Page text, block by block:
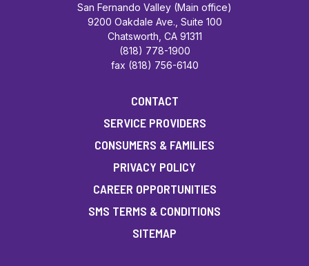
San Fernando Valley (Main office)
9200 Oakdale Ave., Suite 100
Chatsworth, CA 91311
(818) 778-1900
fax (818) 756-6140
CONTACT
SERVICE PROVIDERS
CONSUMERS & FAMILIES
PRIVACY POLICY
CAREER OPPORTUNITIES
SMS TERMS & CONDITIONS
SITEMAP